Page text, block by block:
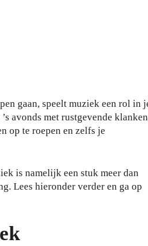
gaan, speelt muziek een rol in
avonds met rustgevende
op te roepen en zelfs je
is namelijk een stuk meer dan
Lees hieronder verder en ga op